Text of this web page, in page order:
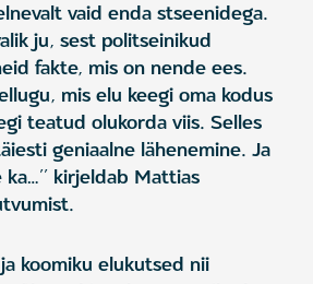
vaid enda stseenidega.
ju, sest politseinikud
fakte, mis on nende ees.
mis elu keegi oma kodus
teatud olukorda viis. Selles
geniaalne lähenemine. Ja
kirjeldab Mattias
koomiku elukutsed nii